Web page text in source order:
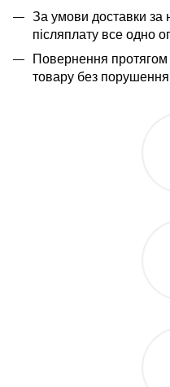
За умови доставки за
післяплату все одно
Повернення протягом
товару без порушення